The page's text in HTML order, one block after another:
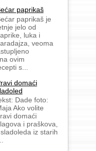
paprikaš
paprikaš je
jelo od
luka i
veoma
ovim
s...
domaći
Dade foto:
Ako volite
domaći
i praškova,
iz starih